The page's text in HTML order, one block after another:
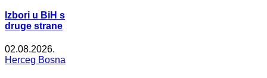
Izbori u BiH s
druge strane
02.08.2026.
Herceg Bosna